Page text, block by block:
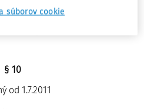
II
§ 10
od 1.7.2011
súborov cookie